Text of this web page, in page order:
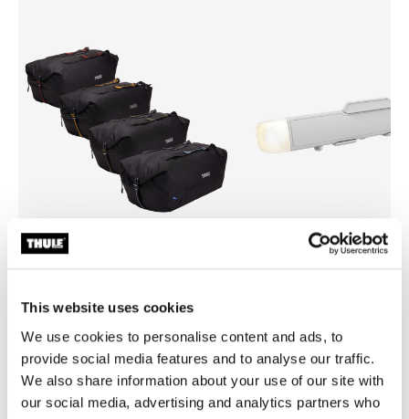
This website uses cookies
We use cookies to personalise content and ads, to
provide social media features and to analyse our traffic.
We also share information about your use of our site with
our social media, advertising and analytics partners who
bolso de lona para portaequipajes de